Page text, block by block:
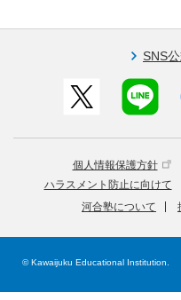
SNS
個人情報保護方針
ハラスメント防止に向けて
河合塾について
© Kawaijuku Educational Institution.